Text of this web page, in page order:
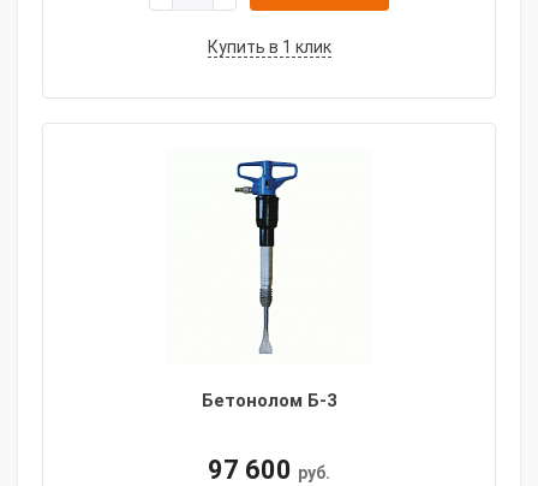
Купить в 1 клик
Бетонолом Б-3
97 600 руб.